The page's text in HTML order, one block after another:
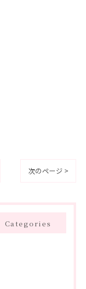
次のページ >
Categories